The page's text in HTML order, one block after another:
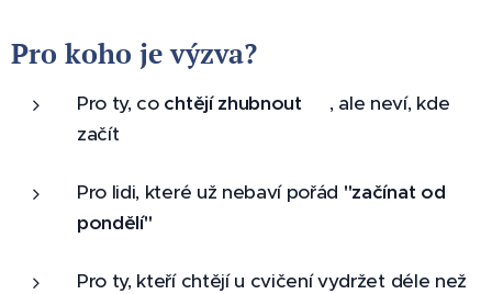
Pro koho je výzva? 🤔
Pro ty, co chtějí zhubnout⚖️, ale neví, kde
začít
Pro lidi, které už nebaví pořád "začínat od
pondělí"
Pro ty, kteří chtějí u cvičení vydržet déle než